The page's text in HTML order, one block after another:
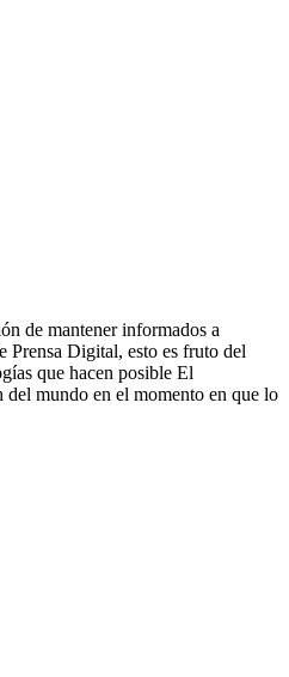
de mantener informados a
Prensa Digital, esto es fruto del
que hacen posible El
mundo en el momento en que lo